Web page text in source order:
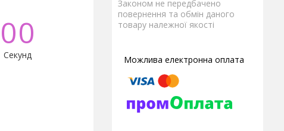
00
Секунд
Законом не передбачено
повернення та обмін даного
товару належної якості